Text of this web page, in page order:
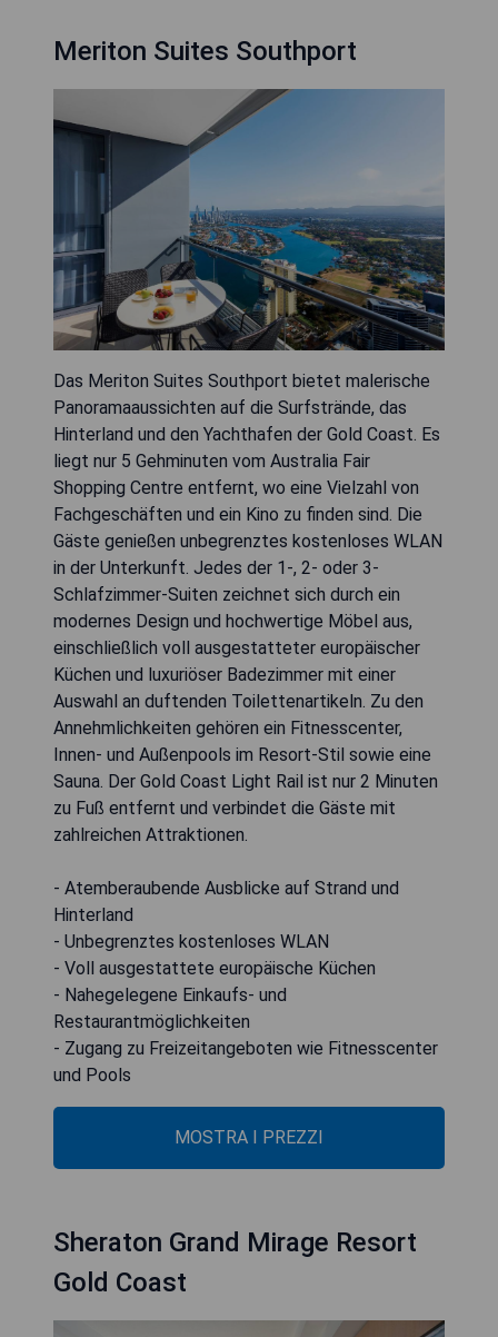
Meriton Suites Southport
Das Meriton Suites Southport bietet malerische
Panoramaaussichten auf die Surfstrände, das
Hinterland und den Yachthafen der Gold Coast. Es
liegt nur 5 Gehminuten vom Australia Fair
Shopping Centre entfernt, wo eine Vielzahl von
Fachgeschäften und ein Kino zu finden sind. Die
Gäste genießen unbegrenztes kostenloses WLAN
in der Unterkunft. Jedes der 1-, 2- oder 3-
Schlafzimmer-Suiten zeichnet sich durch ein
modernes Design und hochwertige Möbel aus,
einschließlich voll ausgestatteter europäischer
Küchen und luxuriöser Badezimmer mit einer
Auswahl an duftenden Toilettenartikeln. Zu den
Annehmlichkeiten gehören ein Fitnesscenter,
Innen- und Außenpools im Resort-Stil sowie eine
Sauna. Der Gold Coast Light Rail ist nur 2 Minuten
zu Fuß entfernt und verbindet die Gäste mit
zahlreichen Attraktionen.
- Atemberaubende Ausblicke auf Strand und
Hinterland
- Unbegrenztes kostenloses WLAN
- Voll ausgestattete europäische Küchen
- Nahegelegene Einkaufs- und
Restaurantmöglichkeiten
- Zugang zu Freizeitangeboten wie Fitnesscenter
und Pools
MOSTRA I PREZZI
Sheraton Grand Mirage Resort
Gold Coast